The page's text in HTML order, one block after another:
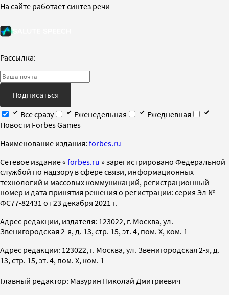
На сайте работает синтез речи
Рассылка:
Подписаться
Все сразу
Еженедельная
Ежедневная
Новости Forbes Games
Наименование издания: forbes.ru
Cетевое издание « forbes.ru » зарегистрировано Федеральной
службой по надзору в сфере связи, информационных
технологий и массовых коммуникаций, регистрационный
номер и дата принятия решения о регистрации: серия Эл №
ФС77-82431 от 23 декабря 2021 г.
Адрес редакции, издателя: 123022, г. Москва, ул.
Звенигородская 2-я, д. 13, стр. 15, эт. 4, пом. X, ком. 1
Адрес редакции: 123022, г. Москва, ул. Звенигородская 2-я, д.
13, стр. 15, эт. 4, пом. X, ком. 1
Главный редактор: Мазурин Николай Дмитриевич